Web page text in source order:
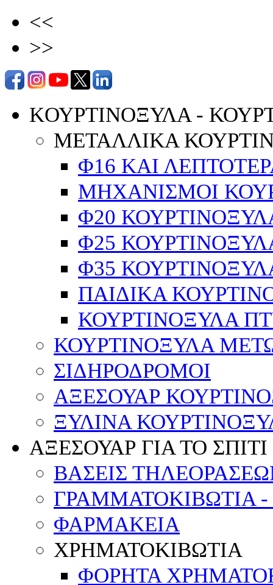
<<
>>
KΟΥΡΤΙΝΟΞΥΛΑ -
ΜΕΤΑΛΛΙΚΑ
Φ16 ΚΑΙ
ΜΗΧΑΝΙΣΜΟΙ
Φ20
Φ25
Φ35
ΠΑΙΔΙΚΑ
ΚΟΥΡΤΙΝΟΞΥΛΑ
ΚΟΥΡΤΙΝΟΞΥΛΑ
ΣΙΔΗΡΟΔΡΟΜΟΙ
ΑΞΕΣΟΥΑΡ
ΞΥΛΙΝΑ
ΑΞΕΣΟΥΑΡ ΓΙΑ ΤΟ ΣΠΙΤΙ
ΒΑΣΕΙΣ
ΓΡΑΜΜΑΤΟΚΙΒΩΤΙΑ
ΦΑΡΜΑΚΕΙΑ
ΧΡΗΜΑΤΟΚΙΒΩΤΙΑ
ΦΟΡΗΤΑ